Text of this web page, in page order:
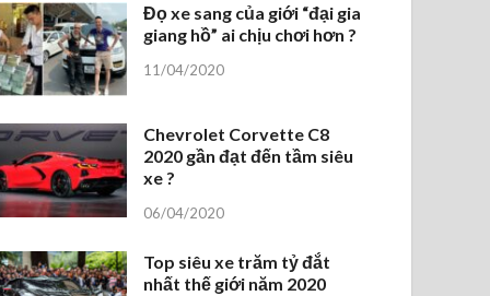
Đọ xe sang của giới “đại gia
giang hồ” ai chịu chơi hơn ?
11/04/2020
Chevrolet Corvette C8
2020 gần đạt đến tầm siêu
xe ?
06/04/2020
Top siêu xe trăm tỷ đắt
nhất thế giới năm 2020